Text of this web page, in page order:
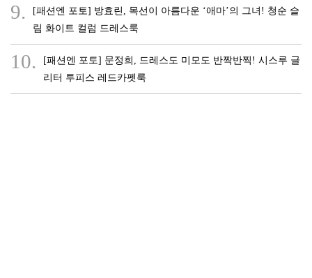
9.
[패션엔 포토] 방효린, 목선이 아름다운 ‘애마’의 그녀! 청순 슬
림 화이트 컬럼 드레스룩
10.
[패션엔 포토] 문정희, 드레스도 미모도 반짝반찍! 시스루 글
리터 투피스 레드카펫룩